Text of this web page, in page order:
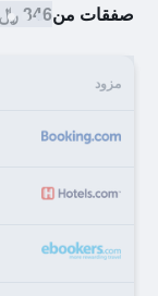
صفقات من346 ﷼
مزود